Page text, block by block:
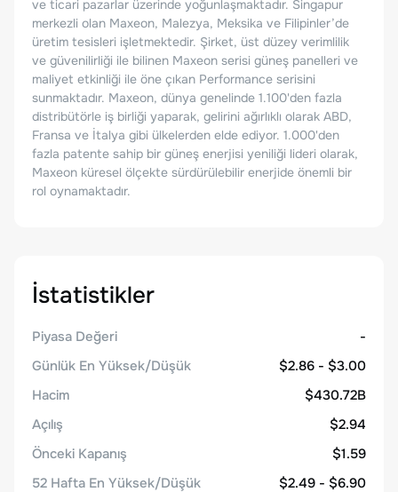
ve ticari pazarlar üzerinde yoğunlaşmaktadır. Singapur
merkezli olan Maxeon, Malezya, Meksika ve Filipinler’de
üretim tesisleri işletmektedir. Şirket, üst düzey verimlilik
ve güvenilirliği ile bilinen Maxeon serisi güneş panelleri ve
maliyet etkinliği ile öne çıkan Performance serisini
sunmaktadır. Maxeon, dünya genelinde 1.100'den fazla
distribütörle iş birliği yaparak, gelirini ağırlıklı olarak ABD,
Fransa ve İtalya gibi ülkelerden elde ediyor. 1.000'den
fazla patente sahip bir güneş enerjisi yeniliği lideri olarak,
Maxeon küresel ölçekte sürdürülebilir enerjide önemli bir
rol oynamaktadır.
İstatistikler
Piyasa Değeri
-
Günlük En Yüksek/Düşük
$2.86 - $3.00
Hacim
$430.72B
Açılış
$2.94
Önceki Kapanış
$1.59
52 Hafta En Yüksek/Düşük
$2.49 - $6.90